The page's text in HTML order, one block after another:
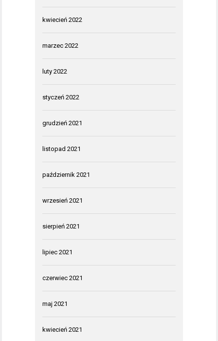
kwiecień 2022
marzec 2022
luty 2022
styczeń 2022
grudzień 2021
listopad 2021
październik 2021
wrzesień 2021
sierpień 2021
lipiec 2021
czerwiec 2021
maj 2021
kwiecień 2021